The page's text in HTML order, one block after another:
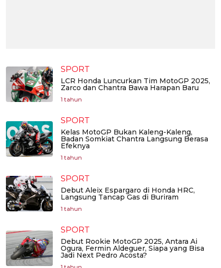
SPORT
LCR Honda Luncurkan Tim MotoGP 2025,
Zarco dan Chantra Bawa Harapan Baru
1 tahun
SPORT
Kelas MotoGP Bukan Kaleng-Kaleng,
Badan Somkiat Chantra Langsung Berasa
Efeknya
1 tahun
SPORT
Debut Aleix Espargaro di Honda HRC,
Langsung Tancap Gas di Buriram
1 tahun
SPORT
Debut Rookie MotoGP 2025, Antara Ai
Ogura, Fermin Aldeguer, Siapa yang Bisa
Jadi Next Pedro Acosta?